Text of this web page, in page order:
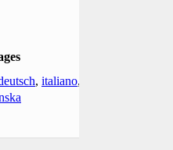
, italiano,